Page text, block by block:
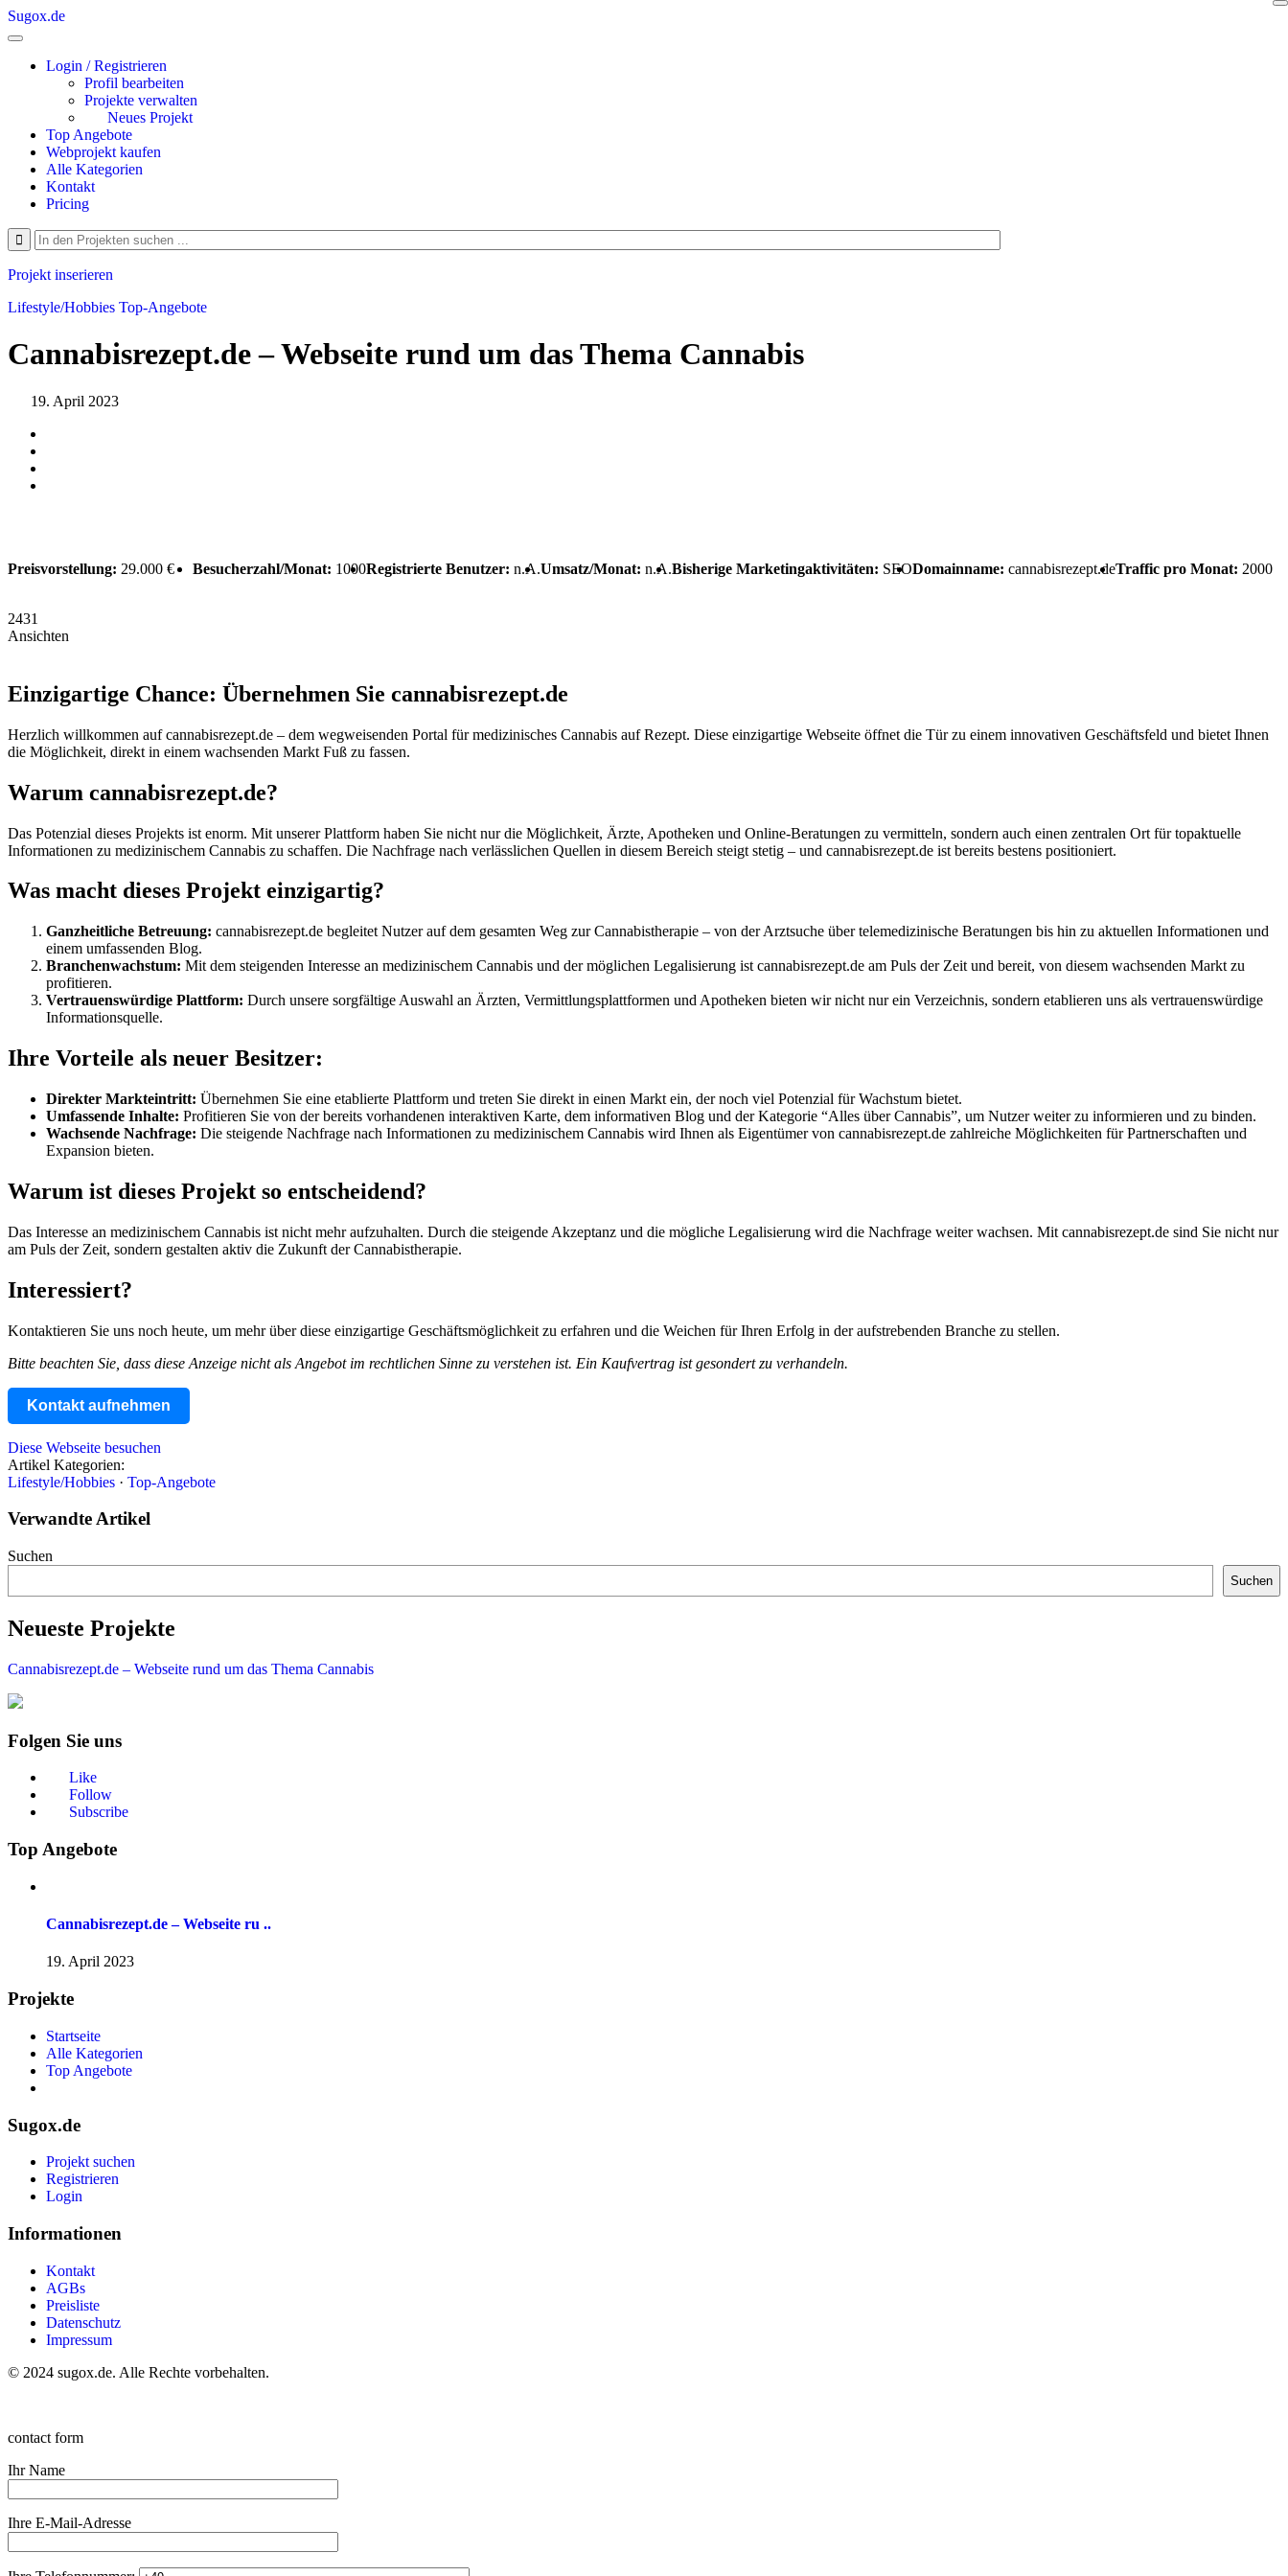
Sugox.de
Login / Registrieren
Profil bearbeiten
Projekte verwalten
Neues Projekt
Top Angebote
Webprojekt kaufen
Alle Kategorien
Kontakt
Pricing
Projekt inserieren
Lifestyle/Hobbies Top-Angebote
Cannabisrezept.de – Webseite rund um das Thema Cannabis
19. April 2023
Preisvorstellung: 29.000 € Besucherzahl/Monat: 1000Registrierte Benutzer: n.A.Umsatz/Monat: n.A.Bisherige Marketingaktivitäten: SEODomainname: cannabisrezept.deTraffic pro Monat: 2000
2431
Ansichten
Einzigartige Chance: Übernehmen Sie cannabisrezept.de
Herzlich willkommen auf cannabisrezept.de – dem wegweisenden Portal für medizinisches Cannabis auf Rezept. Diese einzigartige Webseite öffnet die Tür zu einem innovativen Geschäftsfeld und bietet Ihnen
die Möglichkeit, direkt in einem wachsenden Markt Fuß zu fassen.
Warum cannabisrezept.de?
Das Potenzial dieses Projekts ist enorm. Mit unserer Plattform haben Sie nicht nur die Möglichkeit, Ärzte, Apotheken und Online-Beratungen zu vermitteln, sondern auch einen zentralen Ort für topaktuelle
Informationen zu medizinischem Cannabis zu schaffen. Die Nachfrage nach verlässlichen Quellen in diesem Bereich steigt stetig – und cannabisrezept.de ist bereits bestens positioniert.
Was macht dieses Projekt einzigartig?
Ganzheitliche Betreuung: cannabisrezept.de begleitet Nutzer auf dem gesamten Weg zur Cannabistherapie – von der Arztsuche über telemedizinische Beratungen bis hin zu aktuellen Informationen und
einem umfassenden Blog.
Branchenwachstum: Mit dem steigenden Interesse an medizinischem Cannabis und der möglichen Legalisierung ist cannabisrezept.de am Puls der Zeit und bereit, von diesem wachsenden Markt zu
profitieren.
Vertrauenswürdige Plattform: Durch unsere sorgfältige Auswahl an Ärzten, Vermittlungsplattformen und Apotheken bieten wir nicht nur ein Verzeichnis, sondern etablieren uns als vertrauenswürdige
Informationsquelle.
Ihre Vorteile als neuer Besitzer:
Direkter Markteintritt: Übernehmen Sie eine etablierte Plattform und treten Sie direkt in einen Markt ein, der noch viel Potenzial für Wachstum bietet.
Umfassende Inhalte: Profitieren Sie von der bereits vorhandenen interaktiven Karte, dem informativen Blog und der Kategorie “Alles über Cannabis”, um Nutzer weiter zu informieren und zu binden.
Wachsende Nachfrage: Die steigende Nachfrage nach Informationen zu medizinischem Cannabis wird Ihnen als Eigentümer von cannabisrezept.de zahlreiche Möglichkeiten für Partnerschaften und
Expansion bieten.
Warum ist dieses Projekt so entscheidend?
Das Interesse an medizinischem Cannabis ist nicht mehr aufzuhalten. Durch die steigende Akzeptanz und die mögliche Legalisierung wird die Nachfrage weiter wachsen. Mit cannabisrezept.de sind Sie nicht nur
am Puls der Zeit, sondern gestalten aktiv die Zukunft der Cannabistherapie.
Interessiert?
Kontaktieren Sie uns noch heute, um mehr über diese einzigartige Geschäftsmöglichkeit zu erfahren und die Weichen für Ihren Erfolg in der aufstrebenden Branche zu stellen.
Bitte beachten Sie, dass diese Anzeige nicht als Angebot im rechtlichen Sinne zu verstehen ist. Ein Kaufvertrag ist gesondert zu verhandeln.
Kontakt aufnehmen
Diese Webseite besuchen
Artikel Kategorien:
Lifestyle/Hobbies · Top-Angebote
Verwandte Artikel
Suchen
Suchen
Neueste Projekte
Cannabisrezept.de – Webseite rund um das Thema Cannabis
Folgen Sie uns
Like
Follow
Subscribe
Top Angebote
Cannabisrezept.de – Webseite ru ..
19. April 2023
Projekte
Startseite
Alle Kategorien
Top Angebote
Sugox.de
Projekt suchen
Registrieren
Login
Informationen
Kontakt
AGBs
Preisliste
Datenschutz
Impressum
© 2024 sugox.de. Alle Rechte vorbehalten.
contact form
Ihr Name
Ihre E-Mail-Adresse